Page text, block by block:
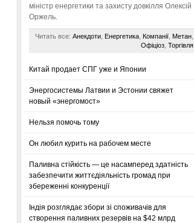
міністр енергетики та захисту довкілля Олексій
Оржель.
Читать все: Анекдоти, Енергетика, Компанії, Метан,
Офіціоз, Торгівля
Китай продает СПГ уже и Японии
Энергосистемы Латвии и Эстонии свяжет
новый «энергомост»
Нельзя помочь тому
Он любил курить на рабочем месте
Паливна стійкість — це насамперед здатність
забезпечити життєдіяльність громад при
збереженні конкуренції
Індія розглядає збори зі споживачів для
створення паливних резервів на $42 млрд